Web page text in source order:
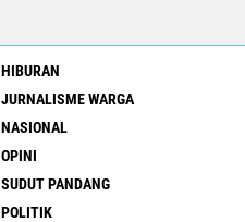
HIBURAN
JURNALISME WARGA
NASIONAL
OPINI
SUDUT PANDANG
POLITIK